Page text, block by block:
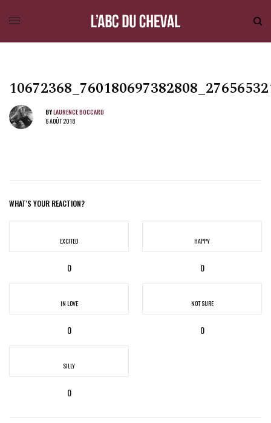
BYLAURENCE BOCCARD
6 AOÛT 2018
WHAT'S YOUR REACTION?
EXCITED
0
HAPPY
0
IN LOVE
0
NOT SURE
0
SILLY
0